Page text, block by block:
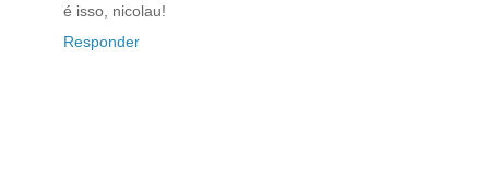
é isso, nicolau!
Responder